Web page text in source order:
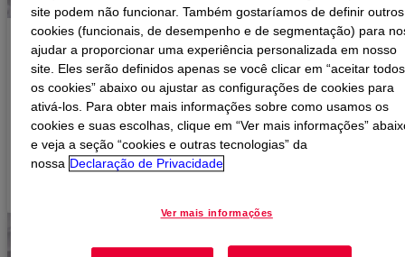
Produtos de Tubulação de Aquecimento
& Encanamento
Veja todo o nosso portfólio de resinas para tubulação de
tubulação e aquecimento.
site podem não funcionar. Também gostaríamos de definir outros
cookies (funcionais, de desempenho e de segmentação) para
ajudar a proporcionar uma experiência personalizada em nosso
site. Eles serão definidos apenas se você clicar em “aceitar todos
os cookies” abaixo ou ajustar as configurações de cookies para
ativá-los. Para obter mais informações sobre como usamos os
cookies e suas escolhas, clique em “Ver mais informações”
e veja a seção “cookies e outras tecnologias” da
nossa Declaração de Privacidade
Ver mais informações